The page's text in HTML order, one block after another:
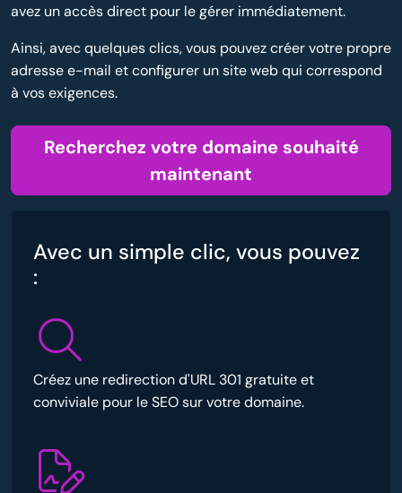
avez un accès direct pour le gérer immédiatement.
Ainsi, avec quelques clics, vous pouvez créer votre propre
adresse e-mail et configurer un site web qui correspond
à vos exigences.
Recherchez votre domaine souhaité
maintenant
Avec un simple clic, vous pouvez
:
Créez une redirection d'URL 301 gratuite et
conviviale pour le SEO sur votre domaine.